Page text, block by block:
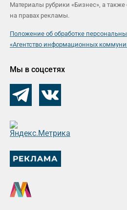
Материалы рубрики «Бизнес», а
на правах рекламы.
Положение об обработке
«Агентство информационных
Мы в соцсетях